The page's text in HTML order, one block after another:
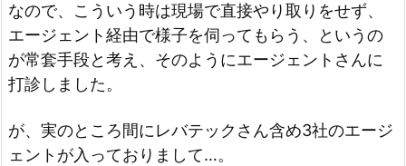
なので、こういう時は現場で直接やり取りをせず、
エージェント経由で様子を伺ってもらう、というの
が常套手段と考え、そのようにエージェントさんに
打診しました。
が、実のところ間にレバテックさん含め3社のエージ
ェントが入っておりまして…。